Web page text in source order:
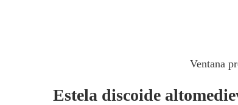
Ventana
Estela discoide